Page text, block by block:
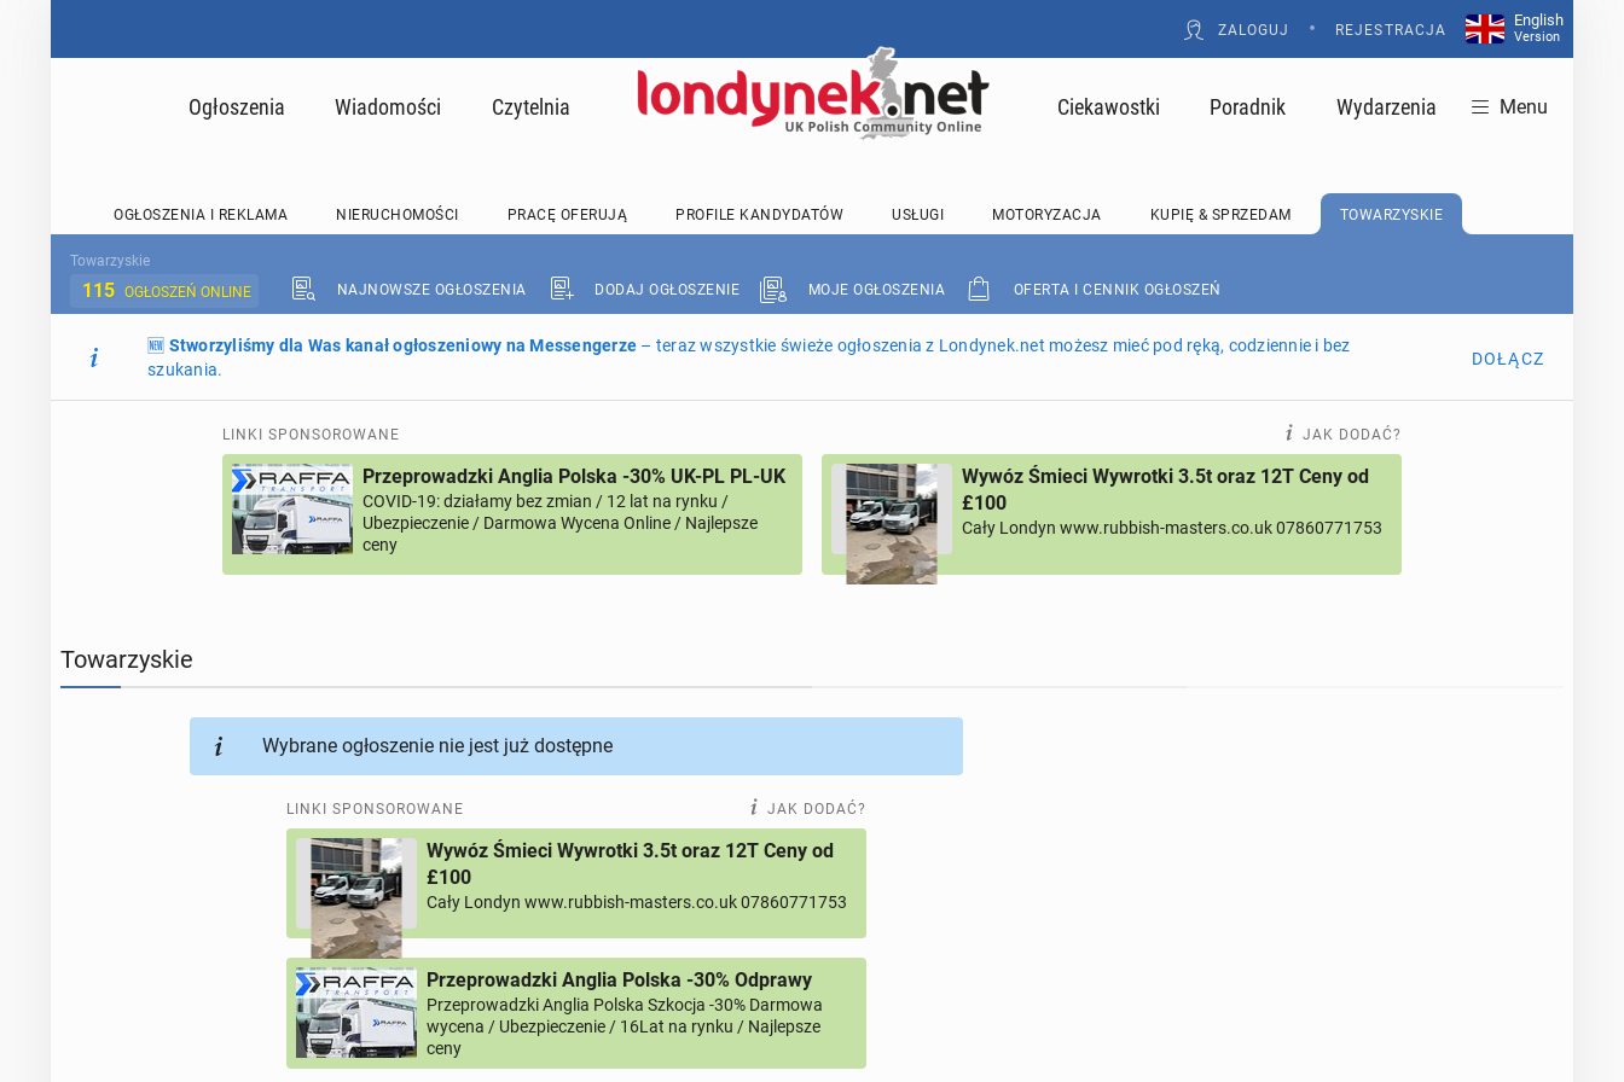
ZALOGUJ • REJESTRACJA
English
Version
Ogłoszenia Wiadomości Czytelnia Ciekawostki Poradnik Wydarzenia Menu
OGŁOSZENIA I REKLAMA NIERUCHOMOŚCI PRACĘ OFERUJĄ PROFILE KANDYDATÓW USŁUGI MOTORYZACJA KUPIĘ & SPRZEDAM TOWARZYSKIE
Towarzyskie
115 OGŁOSZEŃ ONLINE NAJNOWSZE OGŁOSZENIA DODAJ OGŁOSZENIE MOJE OGŁOSZENIA OFERTA I CENNIK OGŁOSZEŃ
🆕 Stworzyliśmy dla Was kanał ogłoszeniowy na Messengerze – teraz wszystkie świeże ogłoszenia z Londynek.net możesz mieć pod ręką, codziennie i bez
szukania.
DOŁĄCZ
LINKI SPONSOROWANE JAK DODAĆ?
Przeprowadzki Anglia Polska -30% UK-PL PL-UK
COVID-19: działamy bez zmian / 12 lat na rynku /
Ubezpieczenie / Darmowa Wycena Online / Najlepsze
ceny
Wywóz Śmieci Wywrotki 3.5t oraz 12T Ceny od
£100
Cały Londyn www.rubbish-masters.co.uk 07860771753
Towarzyskie
Wybrane ogłoszenie nie jest już dostępne
LINKI SPONSOROWANE JAK DODAĆ?
Wywóz Śmieci Wywrotki 3.5t oraz 12T Ceny od
£100
Cały Londyn www.rubbish-masters.co.uk 07860771753
Przeprowadzki Anglia Polska -30% Odprawy
Przeprowadzki Anglia Polska Szkocja -30% Darmowa
wycena / Ubezpieczenie / 16Lat na rynku / Najlepsze
ceny